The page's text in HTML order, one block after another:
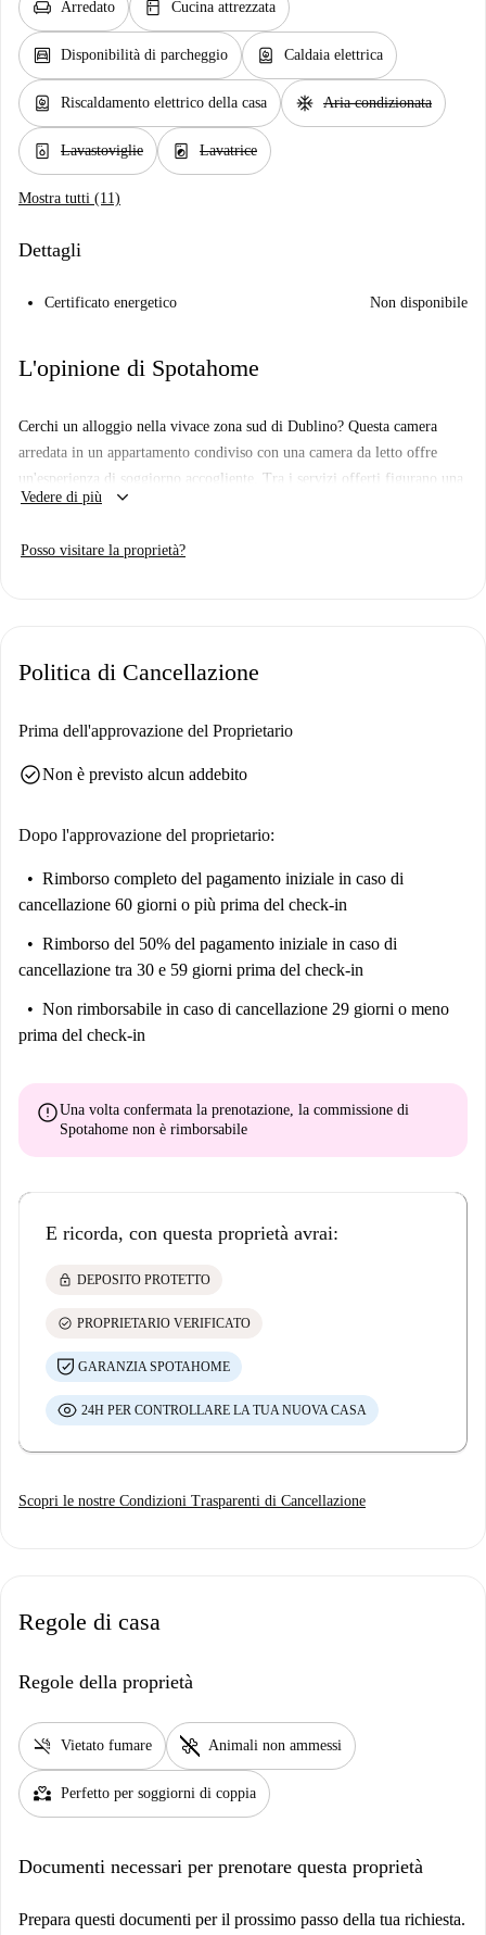
chair Arredato kitchen Cucina attrezzata
garage Disponibilità di parcheggio water_heater Caldaia elettrica
water_heater Riscaldamento elettrico della casa ac_unit Aria condizionata
dishwasher_gen Lavastoviglie local_laundry_service Lavatrice
Mostra tutti (11)
Dettagli
Certificato energetico Non disponibile
L'opinione di Spotahome
Cerchi un alloggio nella vivace zona sud di Dublino? Questa camera
arredata in un appartamento condiviso con una camera da letto offre
un'esperienza di soggiorno accogliente. Tra i servizi offerti figurano una
cucina attrezzata e la possibilità di parcheggio. Non sono ammessi
raggiungibili a piedi. Spotahome garantisce che tutte le proprietà
Vedere di più keyboard_arrow_down
Posso visitare la proprietà?
Politica di Cancellazione
Prima dell'approvazione del Proprietario
check_circleNon è previsto alcun addebito
Dopo l'approvazione del proprietario:
Rimborso completo del pagamento iniziale in caso di
cancellazione 60 giorni o più prima del check-in
Rimborso del 50% del pagamento iniziale in caso di
cancellazione tra 30 e 59 giorni prima del check-in
Non rimborsabile in caso di cancellazione 29 giorni o meno
prima del check-in
errorUna volta confermata la prenotazione, la commissione di
Spotahome non è rimborsabile
E ricorda, con questa proprietà avrai:
lock DEPOSITO PROTETTO
check_circle PROPRIETARIO VERIFICATO
GARANZIA SPOTAHOME
24H PER CONTROLLARE LA TUA NUOVA CASA
Scopri le nostre Condizioni Trasparenti di Cancellazione
Regole di casa
Regole della proprietà
smoke_free Vietato fumare pet_supplies Animali non ammessi
partner_heart Perfetto per soggiorni di coppia
Documenti necessari per prenotare questa proprietà
Prepara questi documenti per il prossimo passo della tua richiesta.